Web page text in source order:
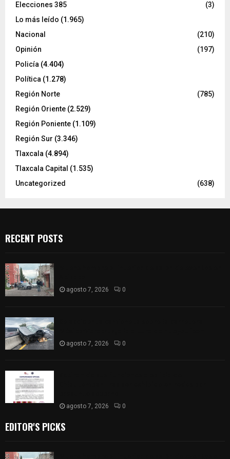
Elecciones 385
(3)
Lo más leído (1.965)
Nacional
(210)
Opinión
(197)
Policía (4.404)
Política (1.278)
Región Norte
(785)
Región Oriente (2.529)
Región Poniente (1.109)
Región Sur (3.346)
Tlaxcala (4.894)
Tlaxcala Capital (1.535)
Uncategorized
(638)
RECENT POSTS
agosto 7, 2026 0
agosto 7, 2026 0
agosto 7, 2026 0
EDITOR'S PICKS